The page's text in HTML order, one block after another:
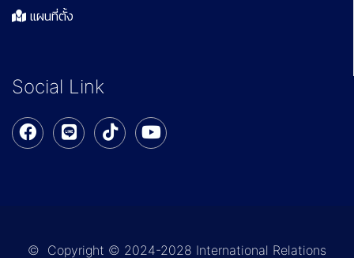
แผนที่ตั้ง
Social Link
© Copyright © 2024-2028 International Relations